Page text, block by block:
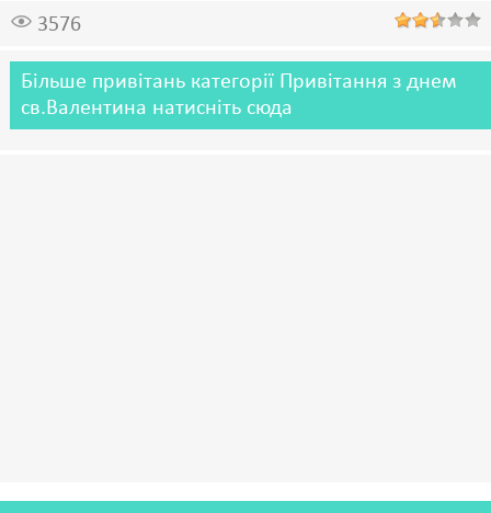
3576
Більше привітань категорії Привітання з днем
св.Валентина натисніть сюда